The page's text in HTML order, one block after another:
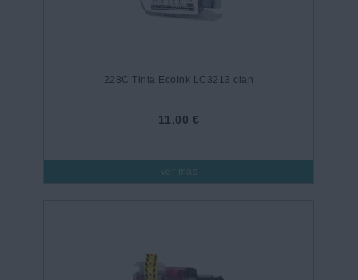
228C Tinta EcoInk LC3213 cian
11,00 €
Ver más